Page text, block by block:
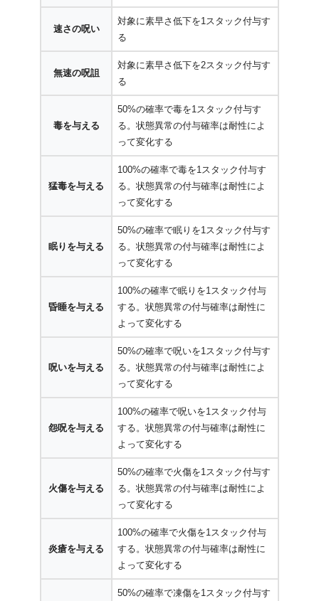
速さの呪い
対象に素早さ低下を1スタック付与す
る
無速の呪詛
対象に素早さ低下を2スタック付与す
る
毒を与える
50%の確率で毒を1スタック付与す
る。状態異常の付与確率は耐性によ
って変化する
猛毒を与える
100%の確率で毒を1スタック付与す
る。状態異常の付与確率は耐性によ
って変化する
眠りを与える
50%の確率で眠りを1スタック付与す
る。状態異常の付与確率は耐性によ
って変化する
昏睡を与える
100%の確率で眠りを1スタック付与
する。状態異常の付与確率は耐性に
よって変化する
呪いを与える
50%の確率で呪いを1スタック付与す
る。状態異常の付与確率は耐性によ
って変化する
怨呪を与える
100%の確率で呪いを1スタック付与
する。状態異常の付与確率は耐性に
よって変化する
火傷を与える
50%の確率で火傷を1スタック付与す
る。状態異常の付与確率は耐性によ
って変化する
炎瘡を与える
100%の確率で火傷を1スタック付与
する。状態異常の付与確率は耐性に
よって変化する
50%の確率で凍傷を1スタック付与す